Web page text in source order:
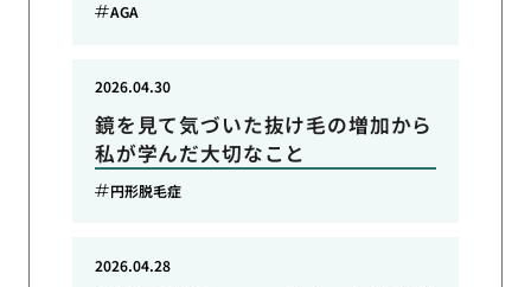
AGA
鏡を見て気づいた抜け毛の増加から
私が学んだ大切なこと
2026.04.30
円形脱毛症
2026.04.28